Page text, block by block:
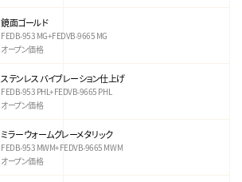
鏡面ゴールド
FEDB-953 MG+FEDVB-9665 MG
オープン価格
ステンレス バイブレーション仕上げ
FEDB-953 PHL+FEDVB-9665 PHL
オープン価格
ミラーウォームグレーメタリック
FEDB-953 MWM+FEDVB-9665 MWM
オープン価格